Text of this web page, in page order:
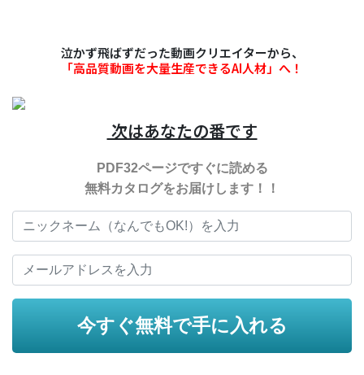
泣かず飛ばずだった動画クリエイターから、
「高品質動画を大量生産できるAI人材」へ！
次はあなたの番です
PDF32ページですぐに読める
無料カタログをお届けします！！
今すぐ無料で手に入れる